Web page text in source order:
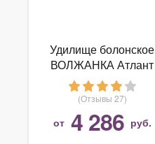
Удилище болонское
ВОЛЖАНКА Атлант
6.0 м с кольцами (010-
0002)
(Отзывы 27)
от 4 286 руб.